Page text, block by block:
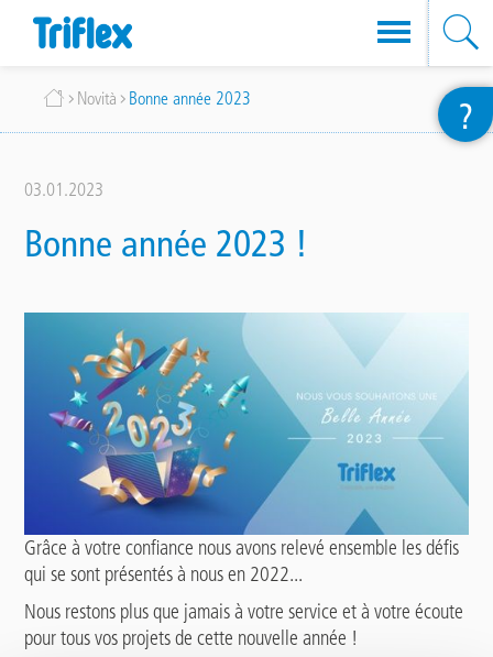
contenuto
Briciole
di
Novità Bonne année 2023
03.01.2023
Bonne année 2023 !
Grâce à votre confiance nous avons relevé ensemble les défis
qui se sont présentés à nous en 2022...
Nous restons plus que jamais à votre service et à votre écoute
pour tous vos projets de cette nouvelle année !
?